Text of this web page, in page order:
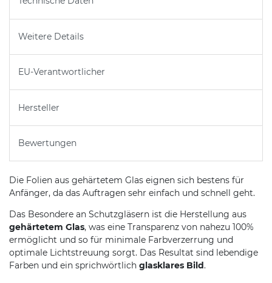
Weitere Details
EU-Verantwortlicher
Hersteller
Bewertungen
Die Folien aus gehärtetem Glas eignen sich bestens für
Anfänger, da das Auftragen sehr einfach und schnell geht.
Das Besondere an Schutzgläsern ist die Herstellung aus
gehärtetem Glas, was eine Transparenz von nahezu 100%
ermöglicht und so für minimale Farbverzerrung und
optimale Lichtstreuung sorgt. Das Resultat sind lebendige
Farben und ein sprichwörtlich glasklares Bild.